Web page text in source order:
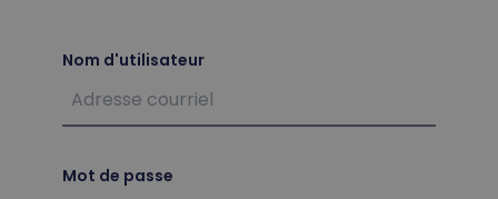
Nom d'utilisateur
Mot de passe